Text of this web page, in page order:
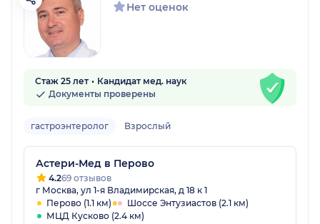
Нет оценок
Стаж 25 лет
Кандидат мед. наук
Документы проверены
гастроэнтеролог Взрослый
Астери-Мед в Перово
4.269 отзывов
г Москва, ул 1-я Владимирская, д 18 к 1
Перово (1.1 км)
Шоссе Энтузиастов (2.1 км)
МЦД Кусково (2.4 км)